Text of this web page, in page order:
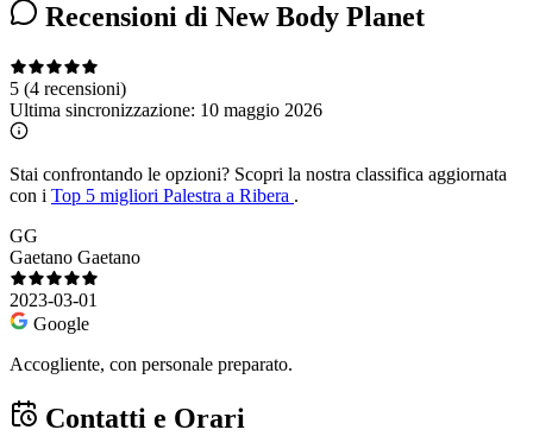
Recensioni di New Body Planet
5 (4 recensioni)
Ultima sincronizzazione: 10 maggio 2026
Stai confrontando le opzioni? Scopri la nostra classifica aggiornata
con i Top 5 migliori Palestra a Ribera .
GG
Gaetano Gaetano
2023-03-01
Google
Accogliente, con personale preparato.
Contatti e Orari